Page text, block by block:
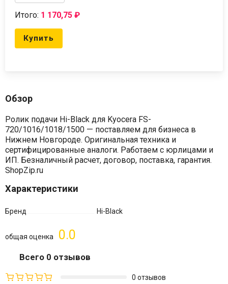
Итого: 1 170,75₽
Купить
Обзор
Ролик подачи Hi-Black для Kyocera FS-
720/1016/1018/1500 — поставляем для бизнеса в
Нижнем Новгороде. Оригинальная техника и
сертифицированные аналоги. Работаем с юрлицами и
ИП. Безналичный расчет, договор, поставка, гарантия.
ShopZip.ru
Характеристики
Бренд Hi-Black
0.0
общая оценка
Всего 0 отзывов
0 отзывов